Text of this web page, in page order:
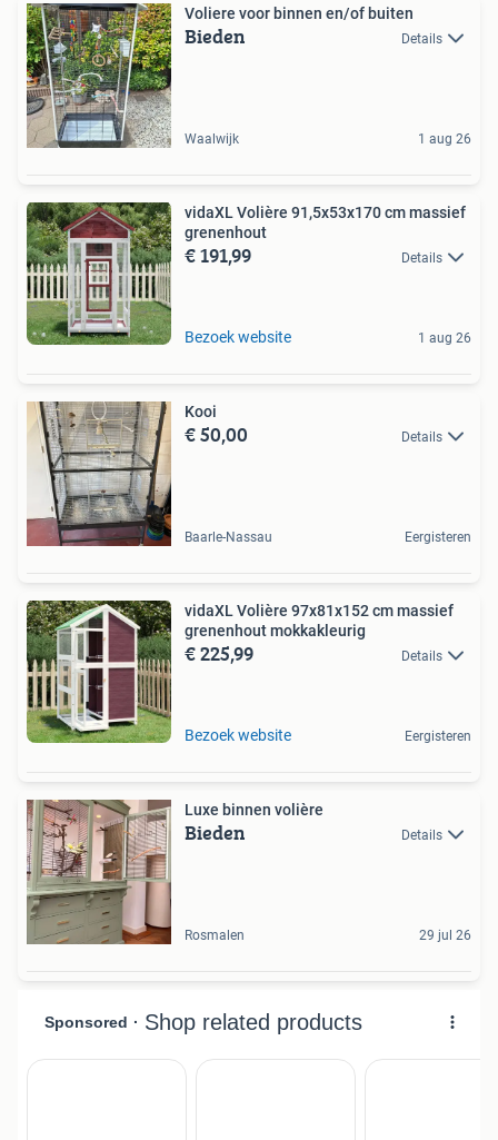
Voliere voor binnen en/of buiten
Bieden Details
Waalwijk 1 aug 26
vidaXL Volière 91,5x53x170 cm massief
grenenhout
€ 191,99 Details
Bezoek website 1 aug 26
Kooi
€ 50,00 Details
Baarle-Nassau Eergisteren
vidaXL Volière 97x81x152 cm massief
grenenhout mokkakleurig
€ 225,99 Details
Bezoek website Eergisteren
Luxe binnen volière
Bieden Details
Rosmalen 29 jul 26